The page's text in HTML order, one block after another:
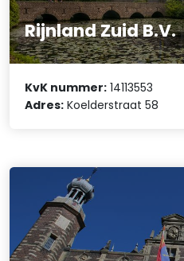
Rijnland Zuid B.V.
KvK nummer: 14113553
Adres: Koelderstraat 58